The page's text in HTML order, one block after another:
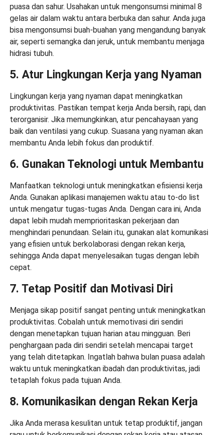
puasa dan sahur. Usahakan untuk mengonsumsi minimal 8
gelas air dalam waktu antara berbuka dan sahur. Anda juga
bisa mengonsumsi buah-buahan yang mengandung banyak
air, seperti semangka dan jeruk, untuk membantu menjaga
hidrasi tubuh.
5. Atur Lingkungan Kerja yang Nyaman
Lingkungan kerja yang nyaman dapat meningkatkan
produktivitas. Pastikan tempat kerja Anda bersih, rapi, dan
terorganisir. Jika memungkinkan, atur pencahayaan yang
baik dan ventilasi yang cukup. Suasana yang nyaman akan
membantu Anda lebih fokus dan produktif.
6. Gunakan Teknologi untuk Membantu
Manfaatkan teknologi untuk meningkatkan efisiensi kerja
Anda. Gunakan aplikasi manajemen waktu atau to-do list
untuk mengatur tugas-tugas Anda. Dengan cara ini, Anda
dapat lebih mudah memprioritaskan pekerjaan dan
menghindari penundaan. Selain itu, gunakan alat komunikasi
yang efisien untuk berkolaborasi dengan rekan kerja,
sehingga Anda dapat menyelesaikan tugas dengan lebih
cepat.
7. Tetap Positif dan Motivasi Diri
Menjaga sikap positif sangat penting untuk meningkatkan
produktivitas. Cobalah untuk memotivasi diri sendiri
dengan menetapkan tujuan harian atau mingguan. Beri
penghargaan pada diri sendiri setelah mencapai target
yang telah ditetapkan. Ingatlah bahwa bulan puasa adalah
waktu untuk meningkatkan ibadah dan produktivitas, jadi
tetaplah fokus pada tujuan Anda.
8. Komunikasikan dengan Rekan Kerja
Jika Anda merasa kesulitan untuk tetap produktif, jangan